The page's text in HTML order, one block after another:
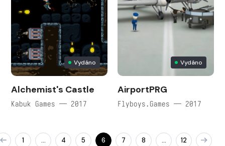
Vydáno
Alchemist's Castle
Kabuk Games — 2017
Vydáno
AirportPRG
Flyboys.Games — 2017
1 … 4 5 6 7 8 … 12